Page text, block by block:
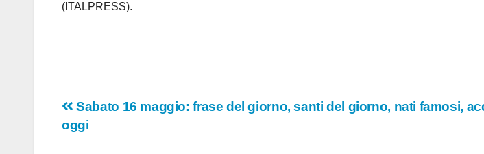
(ITALPRESS).
Navigazione
articoli
Sabato 16 maggio: frase del giorno, santi del giorno, nati famosi,
oggi